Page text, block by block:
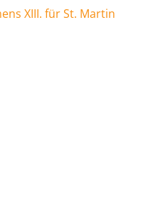
XIII. für St. Martin